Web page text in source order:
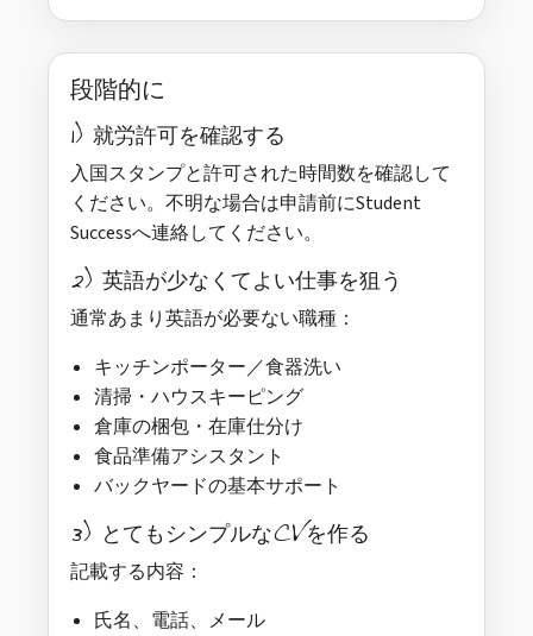
段階的に
1) 就労許可を確認する
入国スタンプと許可された時間数を確認して
ください。不明な場合は申請前にStudent
Successへ連絡してください。
2) 英語が少なくてよい仕事を狙う
通常あまり英語が必要ない職種：
キッチンポーター／食器洗い
清掃・ハウスキーピング
倉庫の梱包・在庫仕分け
食品準備アシスタント
バックヤードの基本サポート
3) とてもシンプルなCVを作る
記載する内容：
氏名、電話、メール